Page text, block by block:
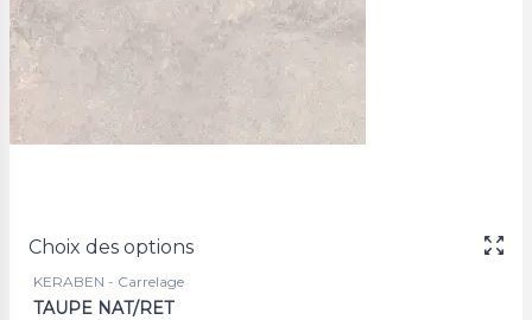
Choix des options
KERABEN - Carrelage
TAUPE NAT/RET